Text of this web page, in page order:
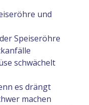
und
Speiseröhre
schwächelt
es drängt
machen